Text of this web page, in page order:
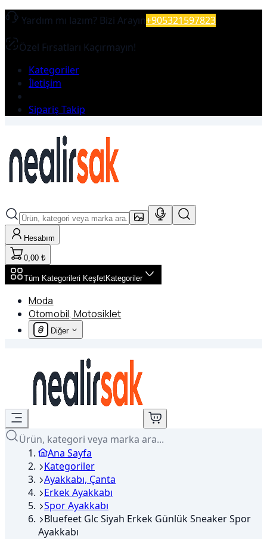
Yardım mı lazım? Bizi Arayın+905321597823
Özel Fırsatları Kaçırmayın!
Kategoriler
İletişim
Sipariş Takip
Hesabım
0,00 ₺
Tüm Kategorileri KeşfetKategoriler
Moda
Otomobil, Motosiklet
Diğer
Ürün, kategori veya marka ara...
Ana Sayfa
Kategoriler
Ayakkabı, Çanta
Erkek Ayakkabı
Spor Ayakkabı
Bluefeet Glc Siyah Erkek Günlük Sneaker Spor
Ayakkabı